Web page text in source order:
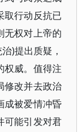
取行动反抗已
无权对上帝的
)提出质疑，
权威。值得注
修改并去政治
成被爱情冲昏
可能引发对君